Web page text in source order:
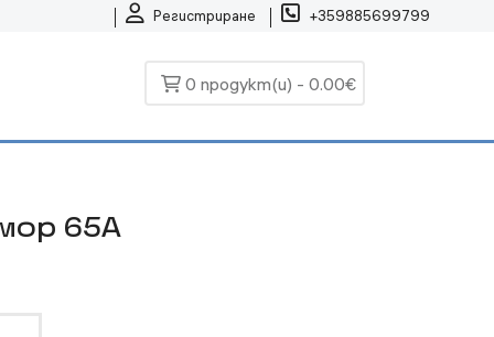
Регистриране +359885699799
0 продукт(и) - 0.00€
65А